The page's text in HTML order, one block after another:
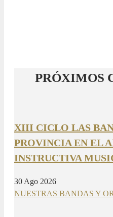
PRÓXIMOS
XIII CICLO LAS
PROVINCIA EN EL
INSTRUCTIVA
30 Ago 2026
NUESTRAS BANDAS Y